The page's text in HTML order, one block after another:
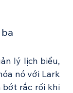
lý lịch biểu,
nó với Lark
bớt rắc rối khi